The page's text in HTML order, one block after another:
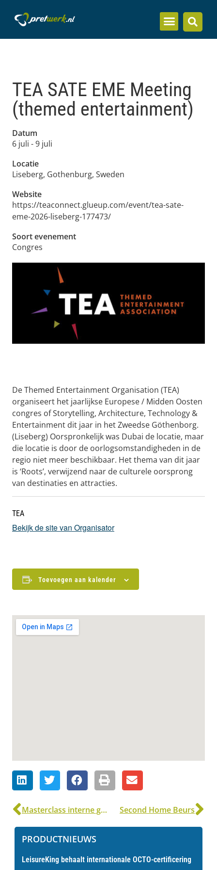
TEA SATE EME Meeting
(themed entertainment)
Datum
6 juli -9 juli
Locatie
Liseberg, Gothenburg, Sweden
Website
https://teaconnect.glueup.com/event/tea-sate-
eme-2026-liseberg-177473/
Soort evenement
Congres
De Themed Entertainment Organisation (TEA)
organiseert het jaarlijkse Europese / Midden Oosten
congres of Storytelling, Architecture, Technology &
Entertainment dit jaar in het Zweedse Göthenborg.
(Liseberg) Oorspronkelijk was Dubai de locatie, maar
die locatie is door de oorlogsomstandigheden in de
regio niet meer beschikbaar. Het thema van dit jaar
is ‘Roots’, verwijzend naar de culturele oorsprong
van destinaties en attracties.
TEA
Bekijk de site van Organisator
Toevoegen aan kalender
Masterclass interne gastvrijheid Second Home Beurs
PRODUCTNIEUWS
LeisureKing behaalt internationale OCTO-certificering